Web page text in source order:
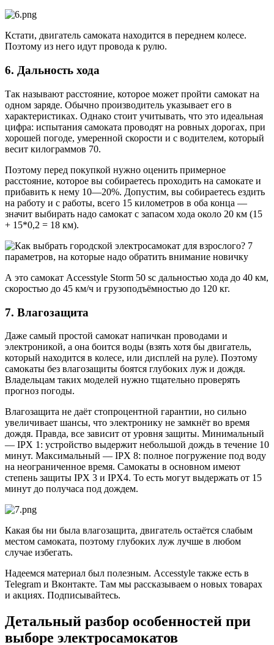
Кстати, двигатель самоката находится в переднем колесе.
Поэтому из него идут провода к рулю.
6. Дальность хода
Так называют расстояние, которое может пройти самокат на
одном заряде. Обычно производитель указывает его в
характеристиках. Однако стоит учитывать, что это идеальная
цифра: испытания самоката проводят на ровных дорогах, при
хорошей погоде, умеренной скорости и с водителем, который
весит килограммов 70.
Поэтому перед покупкой нужно оценить примерное
расстояние, которое вы собираетесь проходить на самокате и
прибавить к нему 10—20%. Допустим, вы собираетесь ездить
на работу и с работы, всего 15 километров в оба конца —
значит выбирать надо самокат с запасом хода около 20 км (15
+ 15*0,2 = 18 км).
А это самокат Accesstyle Storm 50 sс дальностью хода до 40 км,
скоростью до 45 км/ч и грузоподъёмностью до 120 кг.
7. Влагозащита
Даже самый простой самокат напичкан проводами и
электроникой, а она боится воды (взять хотя бы двигатель,
который находится в колесе, или дисплей на руле). Поэтому
самокаты без влагозащиты боятся глубоких луж и дождя.
Владельцам таких моделей нужно тщательно проверять
прогноз погоды.
Влагозащита не даёт стопроцентной гарантии, но сильно
увеличивает шансы, что электронику не замкнёт во время
дождя. Правда, все зависит от уровня защиты. Минимальный
— IPX 1: устройство выдержит небольшой дождь в течение 10
минут. Максимальный — IPX 8: полное погружение под воду
на неограниченное время. Самокаты в основном имеют
степень защиты IPX 3 и IPX4. То есть могут выдержать от 15
минут до получаса под дождем.
Какая бы ни была влагозащита, двигатель остаётся слабым
местом самоката, поэтому глубоких луж лучше в любом
случае избегать.
Надеемся материал был полезным. Accesstyle также есть в
Telegram и Вконтакте. Там мы рассказываем о новых товарах
и акциях. Подписывайтесь.
Детальный разбор особенностей при
выборе электросамокатов